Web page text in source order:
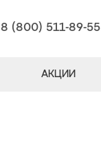
8 (800) 511-89-55
АКЦИИ